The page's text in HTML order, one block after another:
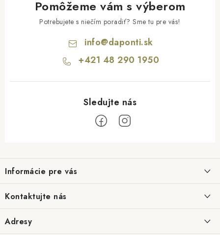
Pomôžeme vám s výberom
Potrebujete s niečím poradiť? Sme tu pre vás!
info@daponti.sk
+421 48 290 1950
p
ä
Informácie pre vás
Hodnotenie obchodu
Možnosti dopravy
Kontaktujte nás
Adresy